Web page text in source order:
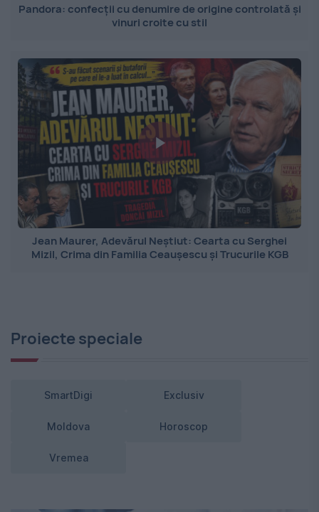
Pandora: confecții cu denumire de origine controlată și
vinuri croite cu stil
Jean Maurer, Adevărul Neștiut: Cearta cu Serghei
Mizil, Crima din Familia Ceaușescu și Trucurile KGB
Proiecte speciale
SmartDigi Exclusiv
Moldova Horoscop
Vremea